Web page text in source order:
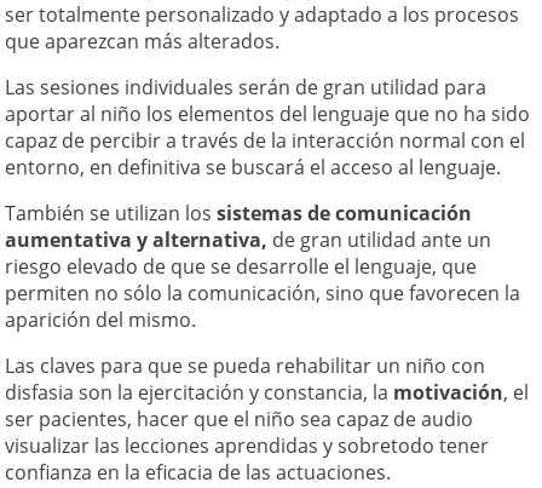
ser totalmente personalizado y adaptado a los procesos
que aparezcan más alterados.
Las sesiones individuales serán de gran utilidad para
aportar al niño los elementos del lenguaje que no ha sido
capaz de percibir a través de la interacción normal con el
entorno, en definitiva se buscará el acceso al lenguaje.
También se utilizan lossistemas de comunicación
aumentativa y alternativa, de gran utilidad ante un
riesgo elevado de que se desarrolle el lenguaje, que
permiten no sólo la comunicación, sino que favorecen la
aparición del mismo.
Las claves para que se pueda rehabilitar un niño con
disfasia son la ejercitación y constancia, la motivación, el
ser pacientes, hacer que el niño sea capaz de audio
visualizar las lecciones aprendidas y sobretodo tener
confianza en la eficacia de las actuaciones.